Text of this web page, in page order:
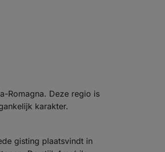
Romagna. Deze regio is
karakter.
gisting plaatsvindt in